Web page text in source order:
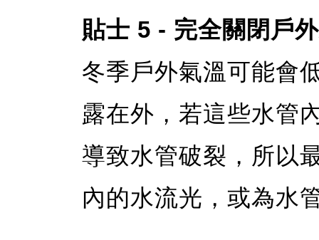
貼士 5 - 完全關閉戶
冬季戶外氣溫可能會
露在外，若這些水管
導致水管破裂，所以
內的水流光，或為水